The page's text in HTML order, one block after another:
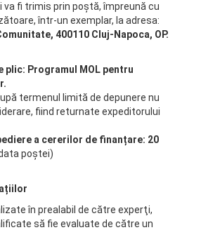
va fi trimis prin poştă, împreună cu
într-un exemplar, la adresa:
400110 Cluj-Napoca, OP.
plic: Programul MOL pentru
termenul limită de depunere nu
fiind returnate expeditorului
a cererilor de finanțare: 20
poștei)
în prealabil de către experţi,
să fie evaluate de către un